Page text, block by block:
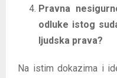
Pravna
odluke istog
ljudska prava?
Na istim dokazima i